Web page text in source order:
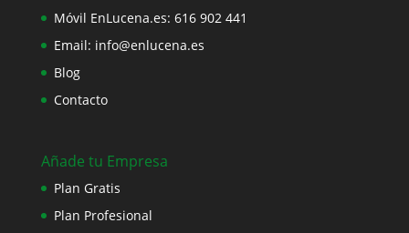
Móvil EnLucena.es: 616 902 441
Email: info@enlucena.es
Blog
Contacto
Añade tu Empresa
Plan Gratis
Plan Profesional